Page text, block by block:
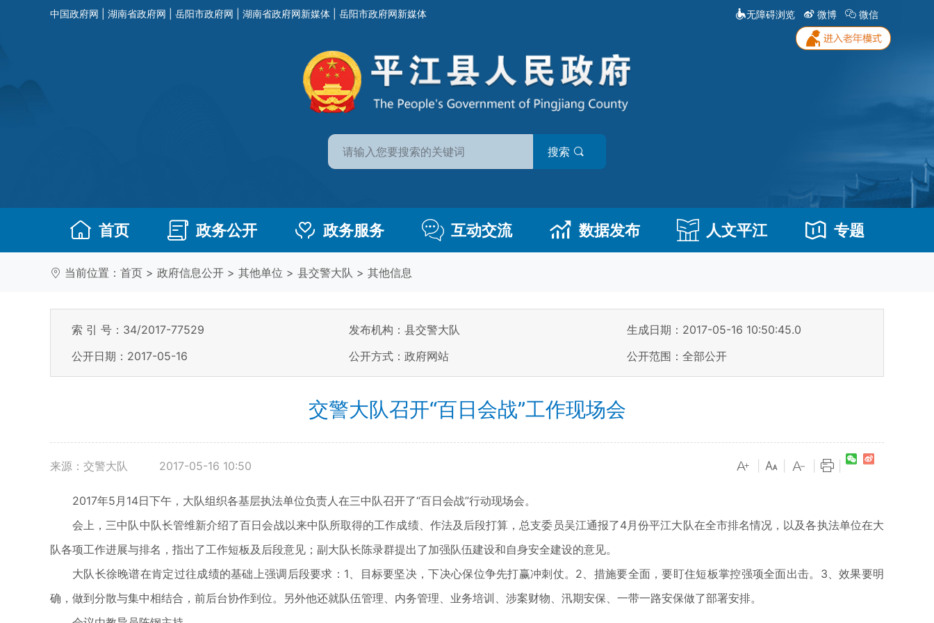
中国政府网 湖南省政府网 岳阳市政府网 湖南省政府网新媒体 岳阳市政府网新媒体 无障碍浏览 微博 微信
搜索
首页 政务公开 政务服务 互动交流 数据发布 人文平江 专题
当前位置： 首页 > 政府信息公开 > 其他单位 > 县交警大队 > 其他信息
索 引 号：34/2017-77529 发布机构：县交警大队
生成日期：2017-05-16 10:50:45.0
公开日期：2017-05-16
公开方式：政府网站 公开范围：全部公开
交警大队召开“百日会战”工作现场会
来源：交警大队 2017-05-16 10:50
2017年5月14日下午，大队组织各基层执法单位负责人在三中队召开了“百日会战”行动现场会。
会上，三中队中队长管维新介绍了百日会战以来中队所取得的工作成绩、作法及后段打算，总支委员吴江通报了4月份平江大队在全市排名情况，以及各执法单位在大
队各项工作进展与排名，指出了工作短板及后段意见；副大队长陈录群提出了加强队伍建设和自身安全建设的意见。
大队长徐晚谱在肯定过往成绩的基础上强调后段要求：1、目标要坚决，下决心保位争先打赢冲刺仗。2、措施要全面，要盯住短板掌控强项全面出击。3、效果要明
确，做到分散与集中相结合，前后台协作到位。另外他还就队伍管理、内务管理、业务培训、涉案财物、汛期安保、一带一路安保做了部署安排。